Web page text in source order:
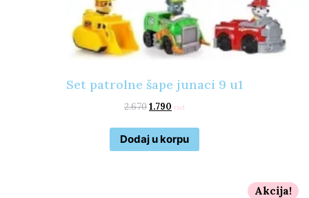
Set patrolne šape junaci 9 u1
2.6701.790 rsd
Dodaj u korpu
Akcija!